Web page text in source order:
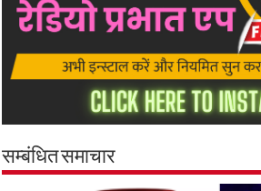
सम्बंधित समाचार